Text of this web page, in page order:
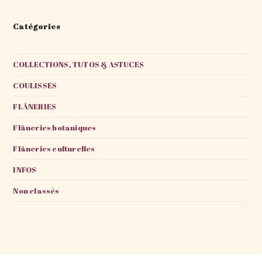
Catégories
COLLECTIONS, TUTOS & ASTUCES
COULISSES
FLÂNERIES
Flâneries botaniques
Flâneries culturelles
INFOS
Non classés